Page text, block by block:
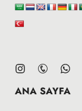
ANA SAYFA